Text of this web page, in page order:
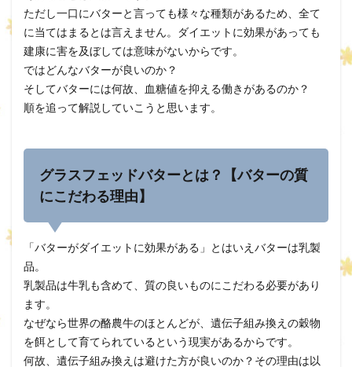
ただし一口にバターと言っても様々な種類があるため、全て
に当てはまるとは言えません。ダイエットに効果があっても
建康に害を及ぼしては意味がないからです。
ではどんなバターが良いのか？
そしてバターには何故、血糖値を抑える働きがあるのか？
順を追って解説していこうと思います。
グラスフェッドバターとは？【バターの質
にこだわる理由】
「バターがダイエットに効果がある」とはいえバターは乳製
品。
乳製品は牛乳も含めて、質の良いものにこだわる必要があり
ます。
なぜなら世界の酪農牛のほとんどが、遺伝子組み換えの穀物
を餌として育てられているという現実があるからです。
何故、遺伝子組み換えは避けた方が良いのか？その理由は以